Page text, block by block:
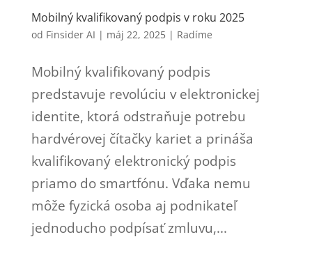
Mobilný kvalifikovaný podpis v roku 2025
od Finsider AI | máj 22, 2025| Radíme
Mobilný kvalifikovaný podpis
predstavuje revolúciu v elektronickej
identite, ktorá odstraňuje potrebu
hardvérovej čítačky kariet a prináša
kvalifikovaný elektronický podpis
priamo do smartfónu. Vďaka nemu
môže fyzická osoba aj podnikateľ
jednoducho podpísať zmluvu,...